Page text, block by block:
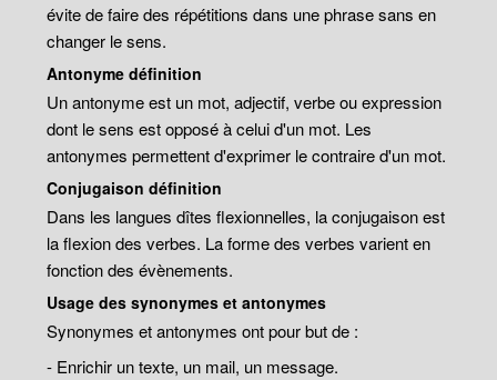
évite de faire des répétitions dans une phrase sans en
changer le sens.
Antonyme définition
Un antonyme est un mot, adjectif, verbe ou expression
dont le sens est opposé à celui d'un mot. Les
antonymes permettent d'exprimer le contraire d'un mot.
Conjugaison définition
Dans les langues dîtes flexionnelles, la conjugaison est
la flexion des verbes. La forme des verbes varient en
fonction des évènements.
Usage des synonymes et antonymes
Synonymes et antonymes ont pour but de :
- Enrichir un texte, un mail, un message.